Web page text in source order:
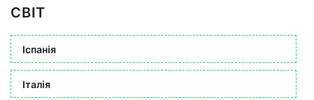
СВІТ
Іспанія
Італія